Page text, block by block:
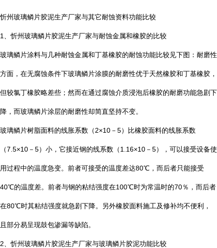
忻州玻璃鳞片胶泥生产厂家与其它耐蚀资料功能比较
1 、忻州玻璃鳞片胶泥生产厂家与耐蚀金属和橡胶的比较
玻璃鳞片涂料与几种耐蚀金属和丁基橡胶的耐蚀功能比较见下图：耐磨性
方面，在无腐蚀条件下玻璃鳞片涂膜的耐磨性优于天然橡胶和丁基橡胶，
但较氯丁橡胶略差些；然而在通过腐蚀介质浸泡后橡胶的耐磨功能急剧下
降，而玻璃鳞片涂层的耐磨性却简直坚持不变。
玻璃鳞片树脂面料的线胀系数（2×10 － 5）比橡胶面料的线胀系数
（7.5×10 － 5）小，它接近钢的线系数（1.16×10 － 5），可以接受设备使
用过程中的温度急变。前者可接受的温度差达80℃ ，而后者只能接受
40℃的温度差。前者与钢的粘结强度在100℃时为常温时的70％，而后者
在80℃时其粘结强度就急剧下降。另外橡胶面料施工及修补均不便利，
且部分易呈现鼓包渗漏等缺陷。
2 、忻州玻璃鳞片胶泥生产厂家与玻璃鳞片胶泥功能比较